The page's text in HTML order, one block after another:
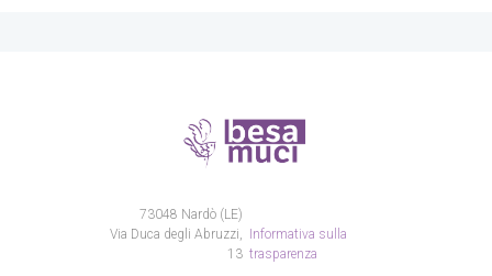
Informativa sulla
trasparenza
73048 Nardò (LE)
Via Duca degli Abruzzi,
13